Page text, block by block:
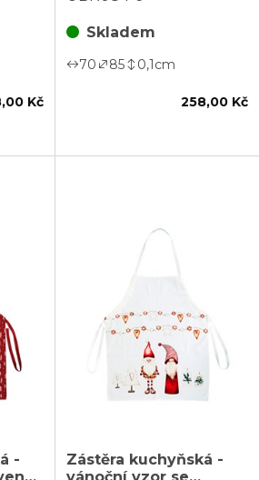
Kč
Skladem
70 85 0,1cm
258,00 Kč
-
Zástěra kuchyňská -
vánoční vzor se